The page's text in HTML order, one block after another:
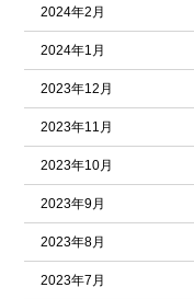
2024年2月
2024年1月
2023年12月
2023年11月
2023年10月
2023年9月
2023年8月
2023年7月